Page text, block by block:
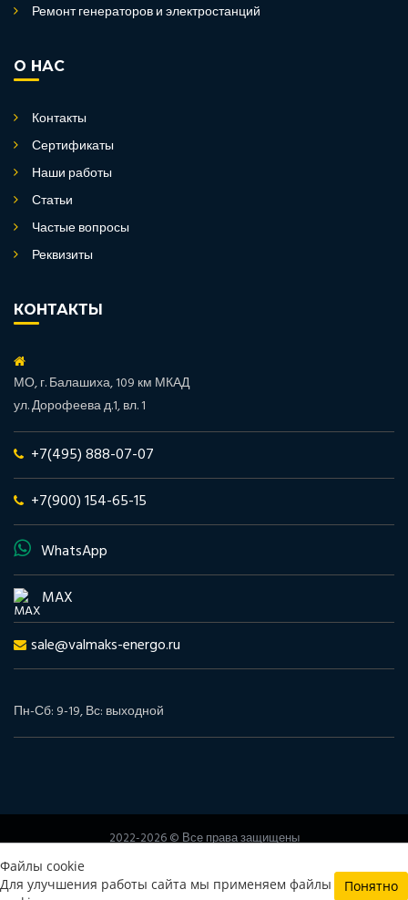
Файлы cookie
Для улучшения работы сайта мы применяем файлы
Понятно
Ремонт генераторов и электростанций
О НАС
Контакты
Сертификаты
Наши работы
Статьи
Частые вопросы
Реквизиты
КОНТАКТЫ
МО, г. Балашиха, 109 км МКАД
ул. Дорофеева д.1, вл. 1
+7(495) 888-07-07
+7(900) 154-65-15
WhatsApp
MAX
sale@valmaks-energo.ru
Пн-Сб: 9-19, Вс: выходной
2022-2026 © Все права защищены
Политика конфиденциальности
Согласие на обработку